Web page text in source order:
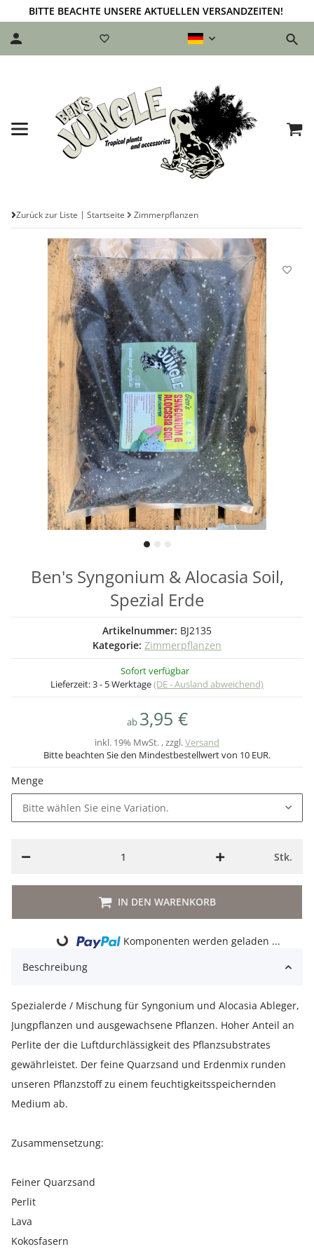
BITTE BEACHTE UNSERE AKTUELLEN VERSANDZEITEN!
Zurück zur Liste Startseite Zimmerpflanzen
Ben's Syngonium & Alocasia Soil,
Spezial Erde
Artikelnummer: BJ2135
Kategorie: Zimmerpflanzen
Sofort verfügbar
Lieferzeit:3 - 5 Werktage(DE - Ausland abweichend)
ab 3,95 €
inkl. 19% MwSt. , zzgl.Versand
Bitte beachten Sie den Mindestbestellwert von 10 EUR.
Menge
Bitte wählen Sie eine Variation.
Stk.
IN DEN WARENKORB
Loading...
Komponenten werden geladen ...
Beschreibung
Spezialerde / Mischung für Syngonium und Alocasia Ableger,
Jungpflanzen und ausgewachsene Pflanzen. Hoher Anteil an
Perlite der die Luftdurchlässigkeit des Pflanzsubstrates
gewährleistet. Der feine Quarzsand und Erdenmix runden
unseren Pflanzstoff zu einem feuchtigkeitsspeichernden
Medium ab.
Zusammensetzung:
Feiner Quarzsand
Perlit
Lava
Kokosfasern